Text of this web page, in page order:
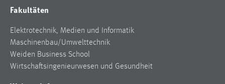
Fakultäten
Elektrotechnik, Medien und Informatik
Maschinenbau/Umwelttechnik
Weiden Business School
Wirtschaftsingenieurwesen und Gesundheit
Zweck:
Cookie Laufzeit: